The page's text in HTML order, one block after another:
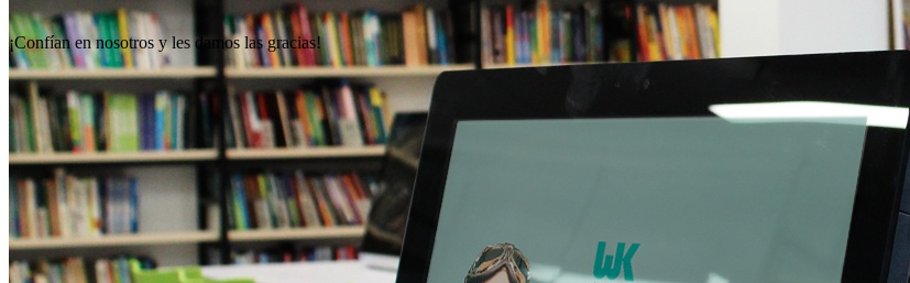
¡Confían en nosotros y les damos las gracias!